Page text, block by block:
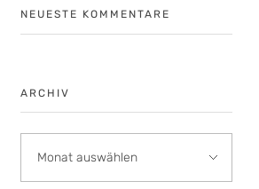
NEUESTE KOMMENTARE
ARCHIV